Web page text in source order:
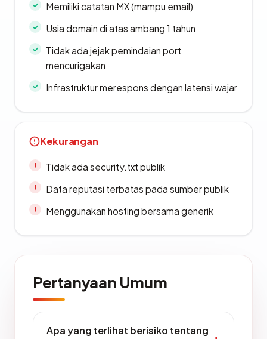
Memiliki catatan MX (mampu email)
Usia domain di atas ambang 1 tahun
Tidak ada jejak pemindaian port
mencurigakan
Infrastruktur merespons dengan latensi wajar
Kekurangan
Tidak ada security.txt publik
Data reputasi terbatas pada sumber publik
Menggunakan hosting bersama generik
Pertanyaan Umum
Apa yang terlihat berisiko tentang